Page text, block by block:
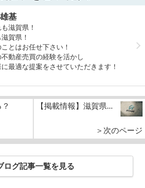
基
滋賀県！
賀県！
とはお任せ下さい！
動産売買の経験を活かし
最適な提案をさせていただきます！
【掲載情報】滋賀県...
＞次のページ
ログ記事一覧を見る